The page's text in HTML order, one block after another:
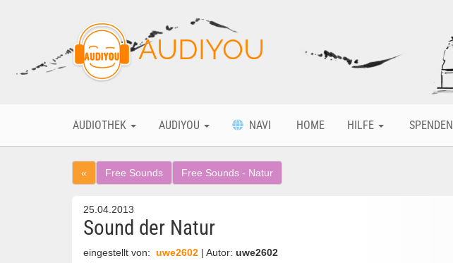
AUDIYOU
AUDIOTHEK AUDIYOU NAVI HOME HILFE SPENDEN
« Free Sounds Free Sounds - Natur
25.04.2013
Sound der Natur
eingestellt von: uwe2602 | Autor: uwe2602